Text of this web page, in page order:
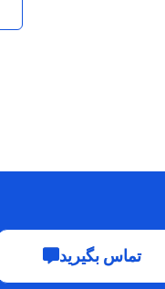
تماس بگیرید